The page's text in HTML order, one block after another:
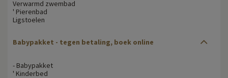
Verwarmd zwembad
' Pierenbad
Ligstoelen
Babypakket - tegen betaling, boek online
- Babypakket
' Kinderbed